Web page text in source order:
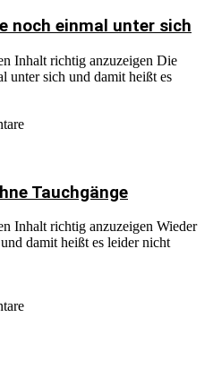
noch einmal unter sich
Inhalt richtig anzuzeigen Die
unter sich und damit heißt es
Tauchgänge
Inhalt richtig anzuzeigen Wieder
damit heißt es leider nicht